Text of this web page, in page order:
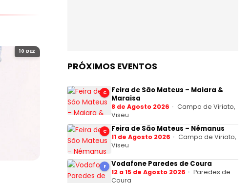
10 DEZ
PRÓXIMOS EVENTOS
C
Feira de São Mateus – Maiara &
Maraisa
8 de Agosto 2026
Campo de Viriato,
Viseu
C Feira de São Mateus – Némanus
11 de Agosto 2026
Campo de Viriato,
Viseu
F Vodafone Paredes de Coura
12 a 15 de Agosto 2026
Paredes de
Coura